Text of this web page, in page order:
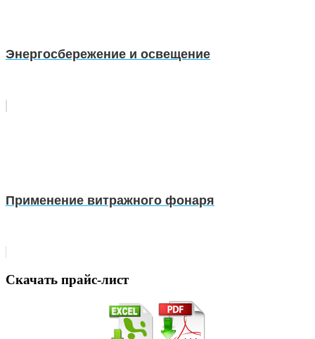
Энергосбережение и освещение
Применение витражного фонаря
Скачать прайс-лист